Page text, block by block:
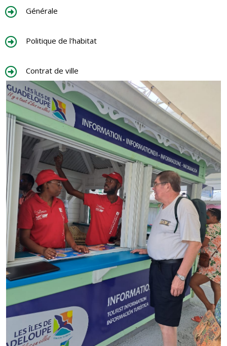
Générale
Politique de l'habitat
Contrat de ville